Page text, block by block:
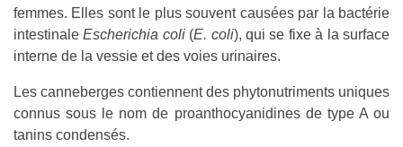
femmes. Elles sont le plus souvent causées par la bactérie
intestinaleEscherichia coli(E. coli), qui se fixe à la surface
interne de la vessie et des voies urinaires.
Les canneberges contiennent des phytonutriments uniques
connus sous le nom de proanthocyanidines de type A ou
tanins condensés.